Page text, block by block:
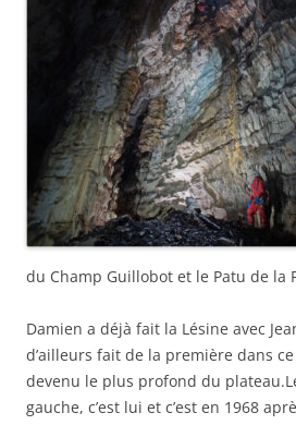
du Champ Guillobot et le Patu de la
Damien a déjà fait la Lésine avec
d’ailleurs fait de la première dans
devenu le plus profond du
gauche, c’est lui et c’est en 1968